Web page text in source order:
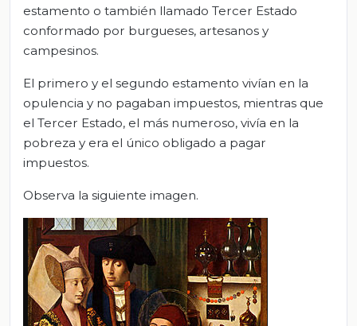
estamento o también llamado Tercer Estado
conformado por burgueses, artesanos y
campesinos.
El primero y el segundo estamento vivían en la
opulencia y no pagaban impuestos, mientras que
el Tercer Estado, el más numeroso, vivía en la
pobreza y era el único obligado a pagar
impuestos.
Observa la siguiente imagen.